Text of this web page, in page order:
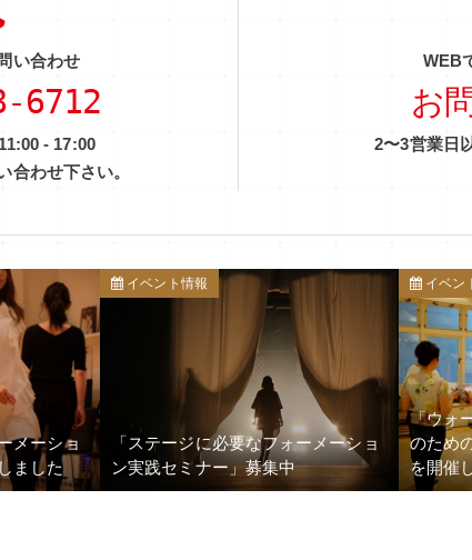
い合わせ
6712
- 17:00
合わせ下さい。
WEB
お
2〜3営業日
メーショ
ました
「ステージに必要なフォーメーショ
ン実践セミナー」募集中
イベント情報
「ウォ
のため
を開催
イベン